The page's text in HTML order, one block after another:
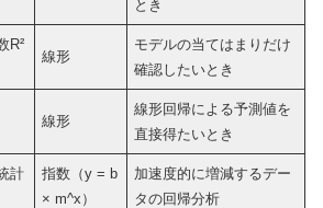
とき
R²
線形
モデルの当てはまりだけ
確認したいとき
線形
線形回帰による予測値を
直接得たいとき
計
指数（y = b
× m^x）
加速度的に増減するデー
タの回帰分析